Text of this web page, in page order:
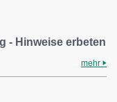
- Hinweise erbeten
mehr